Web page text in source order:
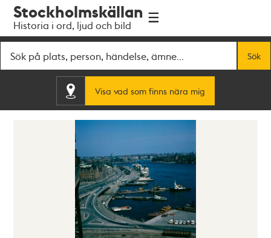
navigationen
huvudinnehållet
Stockholmskällan
Historia i ord, ljud och bild
Sök
Visa vad som finns nära mig